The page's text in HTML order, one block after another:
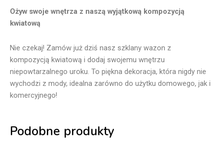
Ożyw swoje wnętrza z naszą wyjątkową kompozycją
kwiatową
Nie czekaj! Zamów już dziś nasz szklany wazon z
kompozycją kwiatową i dodaj swojemu wnętrzu
niepowtarzalnego uroku. To piękna dekoracja, która nigdy nie
wychodzi z mody, idealna zarówno do użytku domowego, jak i
komercyjnego!
Podobne produkty